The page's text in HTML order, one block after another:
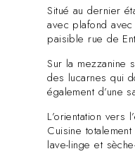
Situé au dernier
avec plafond
paisible rue de
Sur la mezzanine
des lucarnes qui
également d’une
L’orientation vers
Cuisine
lave-linge et